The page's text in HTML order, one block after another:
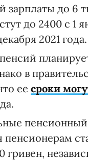
зарплаты до 6
до 2400 с 1
2021 года.
в
ее сроки
пенсионерам
гривен,